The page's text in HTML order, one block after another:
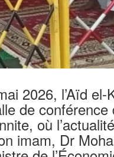
2026, l’Aïd el-
de conférence
où
imam, Dr